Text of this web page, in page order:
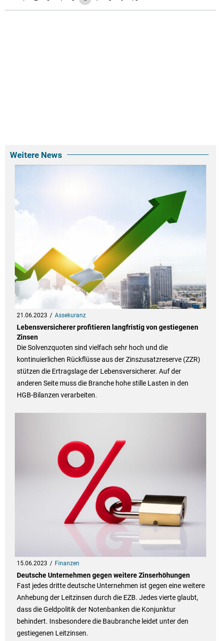
Weitere News
21.06.2023 Assekuranz
Lebensversicherer profitieren langfristig von gestiegenen
Zinsen
Die Solvenzquoten sind vielfach sehr hoch und die
kontinuierlichen Rückflüsse aus der Zinszusatzreserve (ZZR)
stützen die Ertragslage der Lebensversicherer. Auf der
anderen Seite muss die Branche hohe stille Lasten in den
HGB-Bilanzen verarbeiten.
15.06.2023 Finanzen
Deutsche Unternehmen gegen weitere Zinserhöhungen
Fast jedes dritte deutsche Unternehmen ist gegen eine weitere
Anhebung der Leitzinsen durch die EZB. Jedes vierte glaubt,
dass die Geldpolitik der Notenbanken die Konjunktur
behindert. Insbesondere die Baubranche leidet unter den
gestiegenen Leitzinsen.